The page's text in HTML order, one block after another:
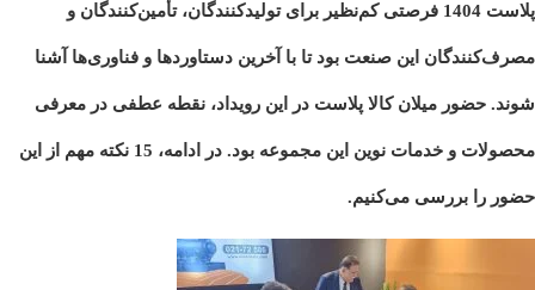
پلاست 1404 فرصتی کم‌نظیر برای تولیدکنندگان، تأمین‌کنندگان و
مصرف‌کنندگان این صنعت بود تا با آخرین دستاوردها و فناوری‌ها آشنا
شوند. حضور میلان کالا پلاست در این رویداد، نقطه عطفی در معرفی
محصولات و خدمات نوین این مجموعه بود. در ادامه، 15 نکته مهم از این
حضور را بررسی می‌کنیم.